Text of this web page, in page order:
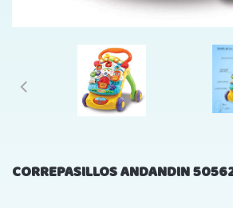
CORREPASILLOS ANDANDIN